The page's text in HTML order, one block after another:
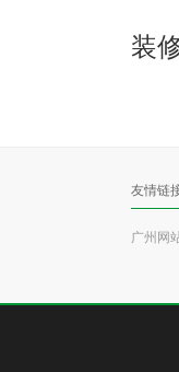
装
友情链
广州网